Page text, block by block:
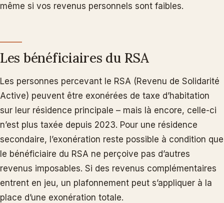
même si vos revenus personnels sont faibles.
Les bénéficiaires du RSA
Les personnes percevant le RSA (Revenu de Solidarité
Active) peuvent être exonérées de taxe d’habitation
sur leur résidence principale – mais là encore, celle-ci
n’est plus taxée depuis 2023. Pour une résidence
secondaire, l’exonération reste possible à condition que
le bénéficiaire du RSA ne perçoive pas d’autres
revenus imposables. Si des revenus complémentaires
entrent en jeu, un plafonnement peut s’appliquer à la
place d’une exonération totale.